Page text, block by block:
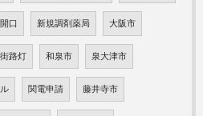
開口 新規調剤薬局 大阪市
街路灯 和泉市 泉大津市
関電申請 藤井寺市